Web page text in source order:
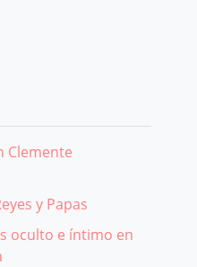
Clemente
y Papas
oculto e íntimo en